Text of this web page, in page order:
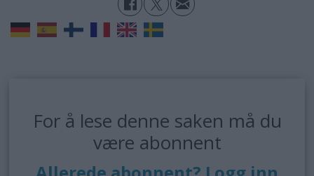
For å lese denne saken må du
være abonnent